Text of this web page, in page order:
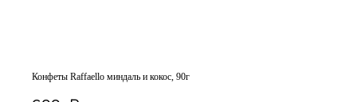
Конфеты Raffaello миндаль и кокос, 90г